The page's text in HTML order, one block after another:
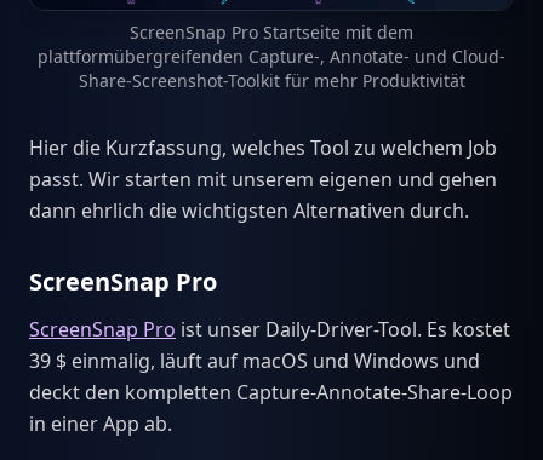
ScreenSnap Pro Startseite mit dem
plattformübergreifenden Capture-, Annotate- und Cloud-
Share-Screenshot-Toolkit für mehr Produktivität
Hier die Kurzfassung, welches Tool zu welchem Job
passt. Wir starten mit unserem eigenen und gehen
dann ehrlich die wichtigsten Alternativen durch.
ScreenSnap Pro
ScreenSnap Pro ist unser Daily-Driver-Tool. Es kostet
39 $ einmalig, läuft auf macOS und Windows und
deckt den kompletten Capture-Annotate-Share-Loop
in einer App ab.